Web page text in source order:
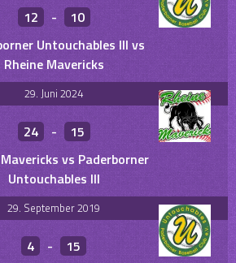
12 -
10
Untouchables III vs
Rheine Mavericks
29. Juni 2024
24 -
15
vs Paderborner
Untouchables III
29. September 2019
4 -
15